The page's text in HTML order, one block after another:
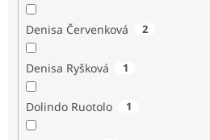
Denisa Červenková 2
Denisa Ryšková 1
Dolindo Ruotolo 1